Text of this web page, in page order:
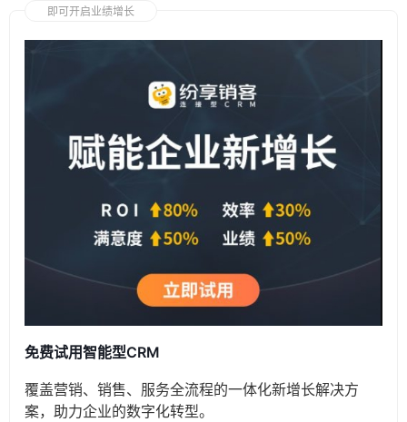
即可开启业绩增长
免费试用智能型CRM
覆盖营销、销售、服务全流程的一体化新增长解决方
案，助力企业的数字化转型。